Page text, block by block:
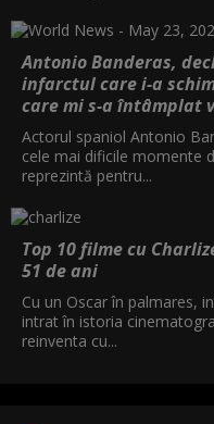
Antonio Banderas,
infarctul care i-a
care mi s-a întâmplat
Actorul spaniol Antonio
cele mai dificile momente
reprezintă pentru...
Top 10 filme cu
51 de ani
Cu un Oscar în palmares,
intrat în istoria
reinventa cu...